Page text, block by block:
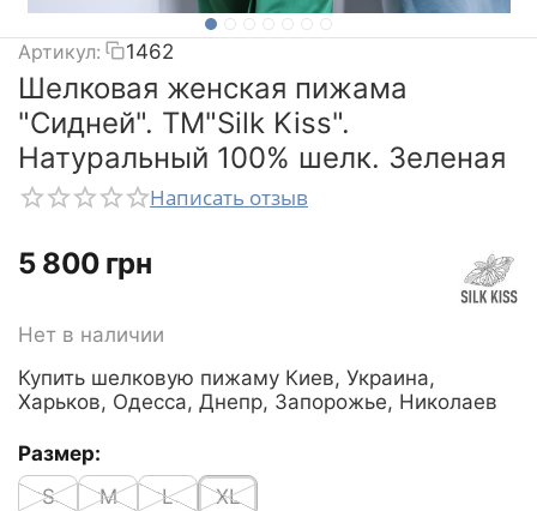
Артикул: 1462
Шелковая женская пижама
"Сидней". TM"Silk Kiss".
Натуральный 100% шелк. Зеленая
Написать отзыв
‍5 800‍ грн
Нет в наличии
Купить шелковую пижаму Киев, Украина,
Харьков, Одесса, Днепр, Запорожье, Николаев
Размер:
S
M L XL